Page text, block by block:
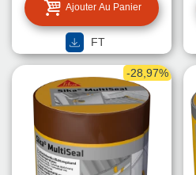
Ajouter Au Panier
FT
-28,97%